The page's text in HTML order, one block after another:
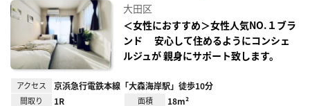
録
大田区
＜女性におすすめ＞女性人気NO.１ブラ
ンド 安心して住めるようにコンシェ
ルジュが 親身にサポート致します。
アクセス 京浜急行電鉄本線「大森海岸駅」徒歩10分
間取り 1R 面積 18m²